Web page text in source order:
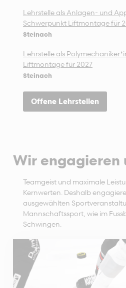
Lehrstelle als Anlagen- und
Schwerpunkt Liftmontage für
Steinach
Lehrstelle als
Liftmontage für 2027
Steinach
Offene Lehrstellen
Wir engagieren
Teamgeist und maximale
Kernwerten. Deshalb
ausgewählten
Mannschaftssport, wie im
Schwingen.